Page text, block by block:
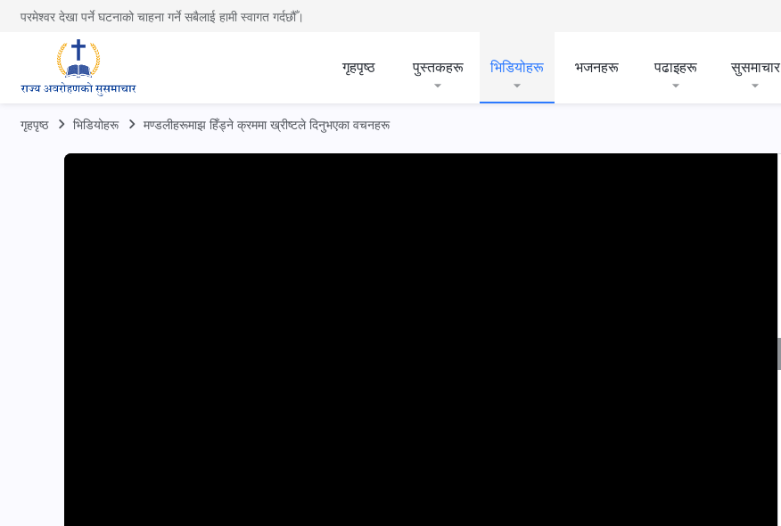
परमेश्वर देखा पर्ने घटनाको चाहना गर्ने सबैलाई हामी स्वागत गर्दछौँ।
गृहपृष्ठ पुस्तकहरू भिडियोहरू भजनहरू पढाइहरू सुसमाचार
गृहपृष्ठ भिडियोहरू मण्डलीहरूमाझ हिँड्ने क्रममा ख्रीष्‍टले दिनुभएका वचनहरू